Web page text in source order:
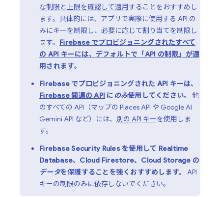
な制限と上限を確認して適用することをおすすめし
ます。具体的には、アプリで実際に使用する API の
みにキーを制限し、必要に応じて割り当てを制限し
ます。 Firebase でプロビジョニングされたすべて
の API キーには、デフォルトで「API の制限」が適
用されます。
Firebase でプロビジョニングされた API キーは、
Firebase 関連の API にのみ使用してください。
他
のすべての API（マップの Places API や Google AI
Gemini API など）には、 別の API キーを使用しま
す。
Firebase Security Rulesを使用して Realtime
Database、 Cloud Firestore、 Cloud Storage の
データを保護することを強くおすすめします。
API
キーの制限のみに依存しないでください。